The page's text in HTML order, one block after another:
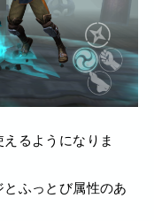
るようになりま
ふっとび属性のあ